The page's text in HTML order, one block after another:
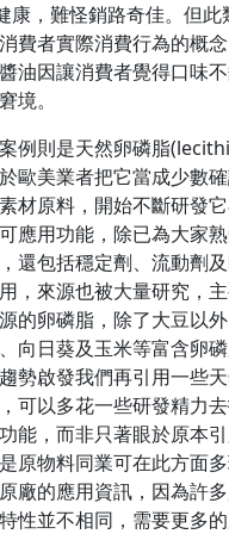
康，難怪銷路奇佳。但此
費者實際消費行為的概
油因讓消費者覺得口味
境。
例則是天然卵磷脂
歐美業者把它當成少數
材原料，開始不斷研發
應用功能，除已為大家
還包括穩定劑、流動劑
，來源也被大量研究，
的卵磷脂，除了大豆以
向日葵及玉米等富含卵
勢啟發我們再引用一些
可以多花一些研發精力
能，而非只著眼於原本
原物料同業可在此方面多
廠的應用資訊，因為許
性並不相同，需要更多